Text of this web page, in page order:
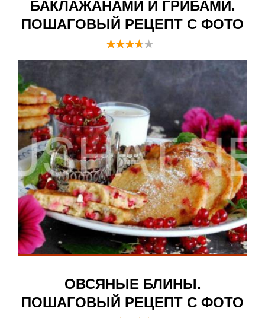
БАКЛАЖАНАМИ И ГРИБАМИ.
ПОШАГОВЫЙ РЕЦЕПТ С ФОТО
ОВСЯНЫЕ БЛИНЫ.
ПОШАГОВЫЙ РЕЦЕПТ С ФОТО